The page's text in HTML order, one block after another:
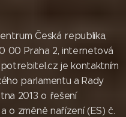
Česká republika,
00 Praha 2, internetová
je kontaktním
parlamentu a Rady
2013 o řešení
o změně nařízení (ES) č.